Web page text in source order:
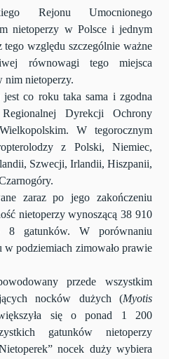
Rejonu Umocnionego
nietoperzy w Polsce i jednym
względu szczególnie ważne
równowagi tego miejsca
nim nietoperzy.
co roku taka sama i zgodna
Dyrekcji Ochrony
W tegorocznym
z Polski, Niemiec,
Szwecji, Irlandii, Hiszpanii,
zaraz po jego zakończeniu
nietoperzy wynoszącą 38 910
8 gatunków. W porównaniu
podziemiach zimowało prawie
przede wszystkim
nocków dużych (Myotis
się o ponad 1 200
gatunków nietoperzy
nocek duży wybiera